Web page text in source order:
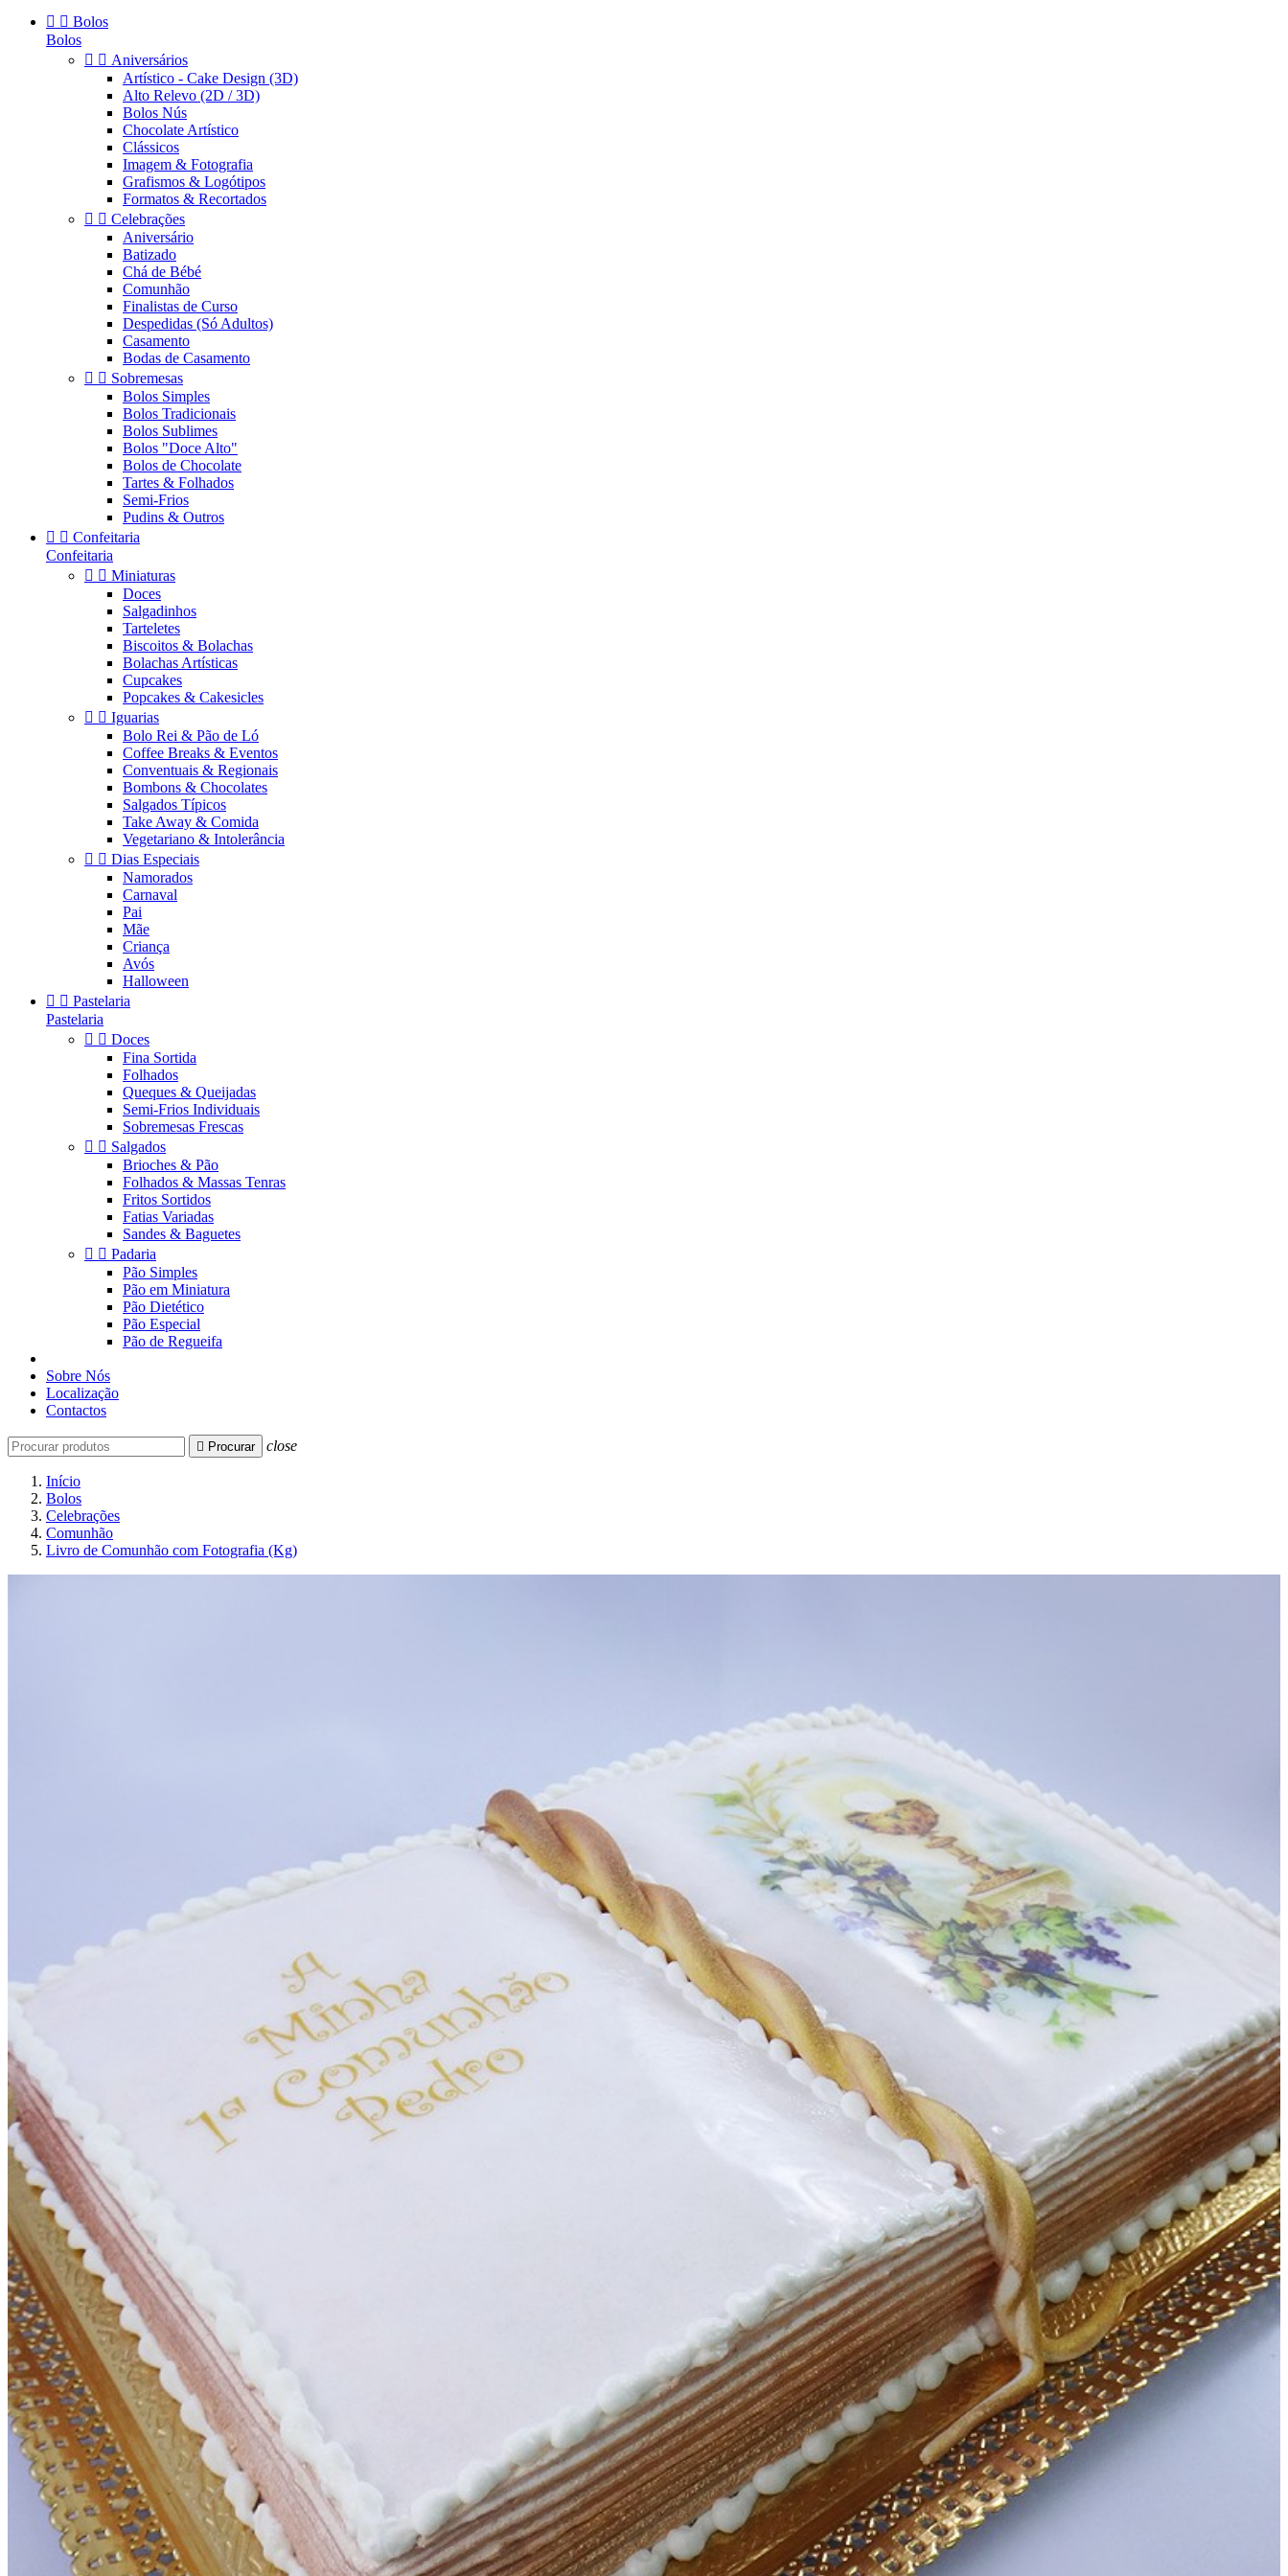
  Bolos
Bolos
  Aniversários
Artístico - Cake Design (3D)
Alto Relevo (2D / 3D)
Bolos Nús
Chocolate Artístico
Clássicos
Imagem & Fotografia
Grafismos & Logótipos
Formatos & Recortados
  Celebrações
Aniversário
Batizado
Chá de Bébé
Comunhão
Finalistas de Curso
Despedidas (Só Adultos)
Casamento
Bodas de Casamento
  Sobremesas
Bolos Simples
Bolos Tradicionais
Bolos Sublimes
Bolos "Doce Alto"
Bolos de Chocolate
Tartes & Folhados
Semi-Frios
Pudins & Outros
  Confeitaria
Confeitaria
  Miniaturas
Doces
Salgadinhos
Tarteletes
Biscoitos & Bolachas
Bolachas Artísticas
Cupcakes
Popcakes & Cakesicles
  Iguarias
Bolo Rei & Pão de Ló
Coffee Breaks & Eventos
Conventuais & Regionais
Bombons & Chocolates
Salgados Típicos
Take Away & Comida
Vegetariano & Intolerância
  Dias Especiais
Namorados
Carnaval
Pai
Mãe
Criança
Avós
Halloween
  Pastelaria
Pastelaria
  Doces
Fina Sortida
Folhados
Queques & Queijadas
Semi-Frios Individuais
Sobremesas Frescas
  Salgados
Brioches & Pão
Folhados & Massas Tenras
Fritos Sortidos
Fatias Variadas
Sandes & Baguetes
  Padaria
Pão Simples
Pão em Miniatura
Pão Dietético
Pão Especial
Pão de Regueifa
Sobre Nós
Localização
Contactos
 Procurar close
Início
Bolos
Celebrações
Comunhão
Livro de Comunhão com Fotografia (Kg)